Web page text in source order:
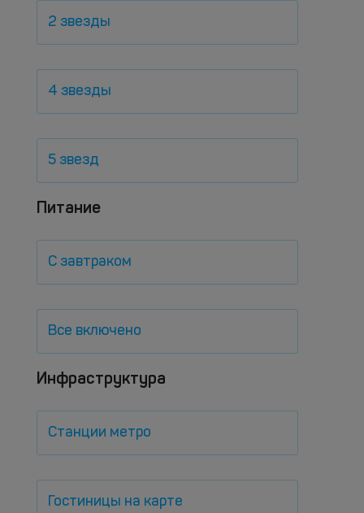
2 звезды
4 звезды
5 звезд
Питание
С завтраком
Все включено
Инфраструктура
Станции метро
Гостиницы на карте